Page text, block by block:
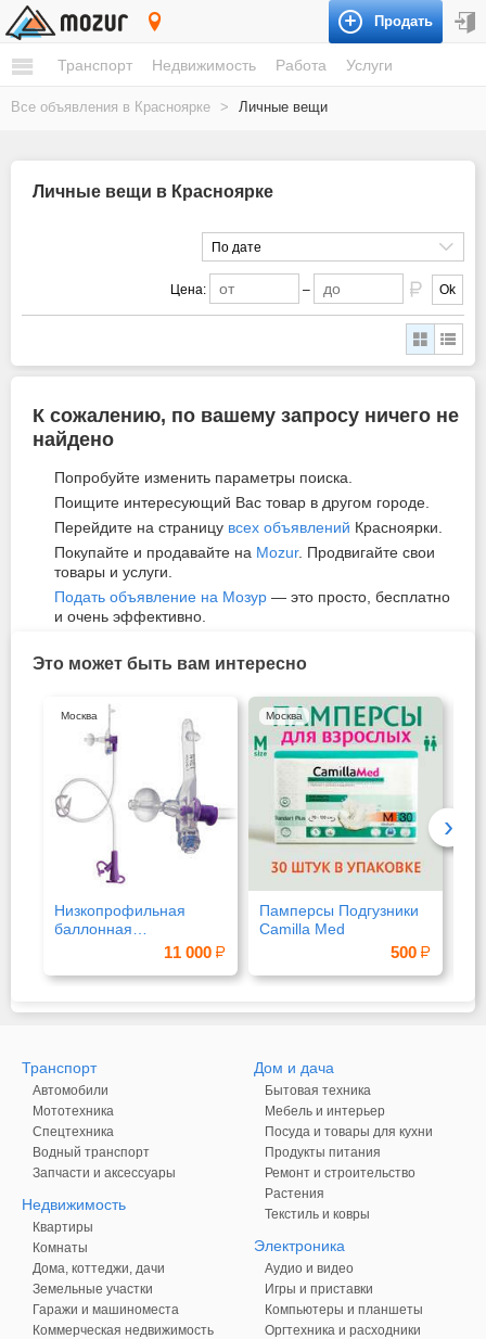
Продать
Транспорт Недвижимость Работа Услуги
Все объявления в Красноярке > Личные вещи
Личные вещи в Красноярке
По дате
Цена: – Ok
К сожалению, по вашему запросу ничего не
найдено
Попробуйте изменить параметры поиска.
Поищите интересующий Вас товар в другом городе.
Перейдите на страницу всех объявлений Красноярки.
Покупайте и продавайте на Mozur. Продвигайте свои
товары и услуги.
Подать объявление на Мозур — это просто, бесплатно
и очень эффективно.
Это может быть вам интересно
Низкопрофильная
баллонная
гастростомическая11 000
Москва
Памперсы Подгузники
Camilla Med
500
Москва
›
Транспорт
Автомобили
Мототехника
Спецтехника
Водный транспорт
Запчасти и аксессуары
Недвижимость
Квартиры
Комнаты
Дома, коттеджи, дачи
Земельные участки
Гаражи и машиноместа
Коммерческая недвижимость
Дом и дача
Бытовая техника
Мебель и интерьер
Посуда и товары для кухни
Продукты питания
Ремонт и строительство
Растения
Текстиль и ковры
Электроника
Аудио и видео
Игры и приставки
Компьютеры и планшеты
Оргтехника и расходники